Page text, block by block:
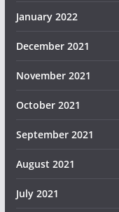
January 2022
December 2021
November 2021
October 2021
September 2021
August 2021
July 2021